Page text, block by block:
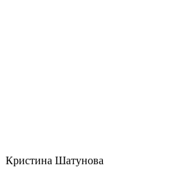
Кристина Шатунова